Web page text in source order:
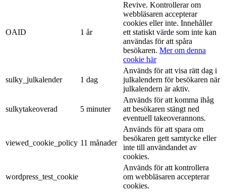
OAID 1 år
Revive. Kontrollerar om
webbläsaren accepterar
cookies eller inte. Innehåller
ett statiskt värde som inte kan
användas för att spåra
besökaren. Mer om denna
cookie här
sulky_julkalender 1 dag
Används för att visa rätt dag i
julkalendern för besökaren när
julkalendern är aktiv.
sulkytakeoverad 5 minuter
Används för att komma ihåg
att besökaren stängt ned
eventuell takeoverannons.
viewed_cookie_policy 11 månader
Används för att spara om
besökaren gett samtycke eller
inte till användandet av
cookies.
wordpress_test_cookie
Används för att kontrollera
om webbläsaren accepterar
cookies.